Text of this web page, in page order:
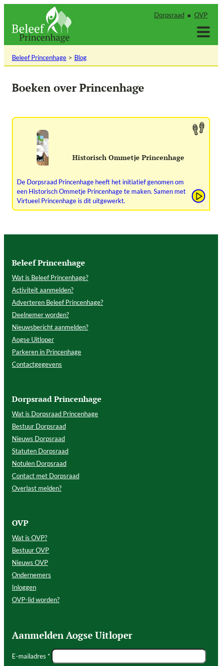
inhoud
Dorpsraad OVP
Beleef Princenhage Blog
Boeken over Princenhage
Historisch Ommetje Princenhage
De Dorpsraad Princenhage heeft het initiatief genomen om
een Historisch Ommetje Princenhage te maken. Samen met
Virtueel Princenhage is dit uitgewerkt.
Beleef Princenhage
Wat is Beleef Princenhage?
Activiteit aanmelden?
Adverteren Beleef Princenhage?
Deelnemer worden?
Nieuwsbericht aanmelden?
Aogse Uitloper
Parkeren in Princenhage
Contactgegevens
Dorpsraad Princenhage
Wat is Dorpsraad Princenhage
Bestuur Dorpsraad
Nieuws Dorpsraad
Statuten Dorpsraad
Notulen Dorpsraad
Contact met Dorpsraad
Overlast melden?
OVP
Wat is OVP?
Bestuur OVP
Nieuws OVP
Ondernemers
Inloggen
OVP-lid worden?
Aanmelden Aogse Uitloper
E-mailadres *